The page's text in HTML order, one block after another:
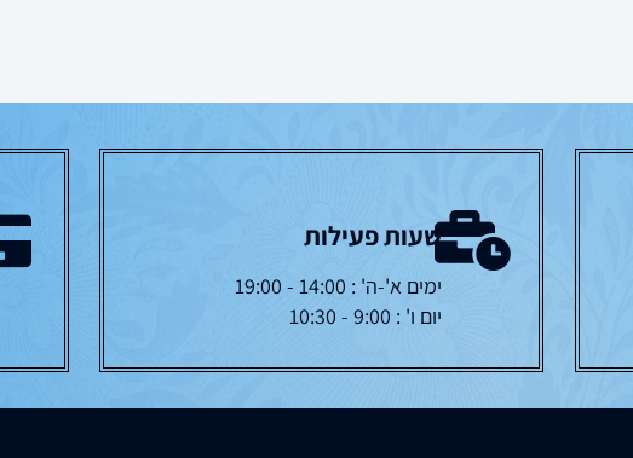
שעות פעילות
ימים א'-ה' : 14:00 - 19:00
יום ו' : 9:00 - 10:30